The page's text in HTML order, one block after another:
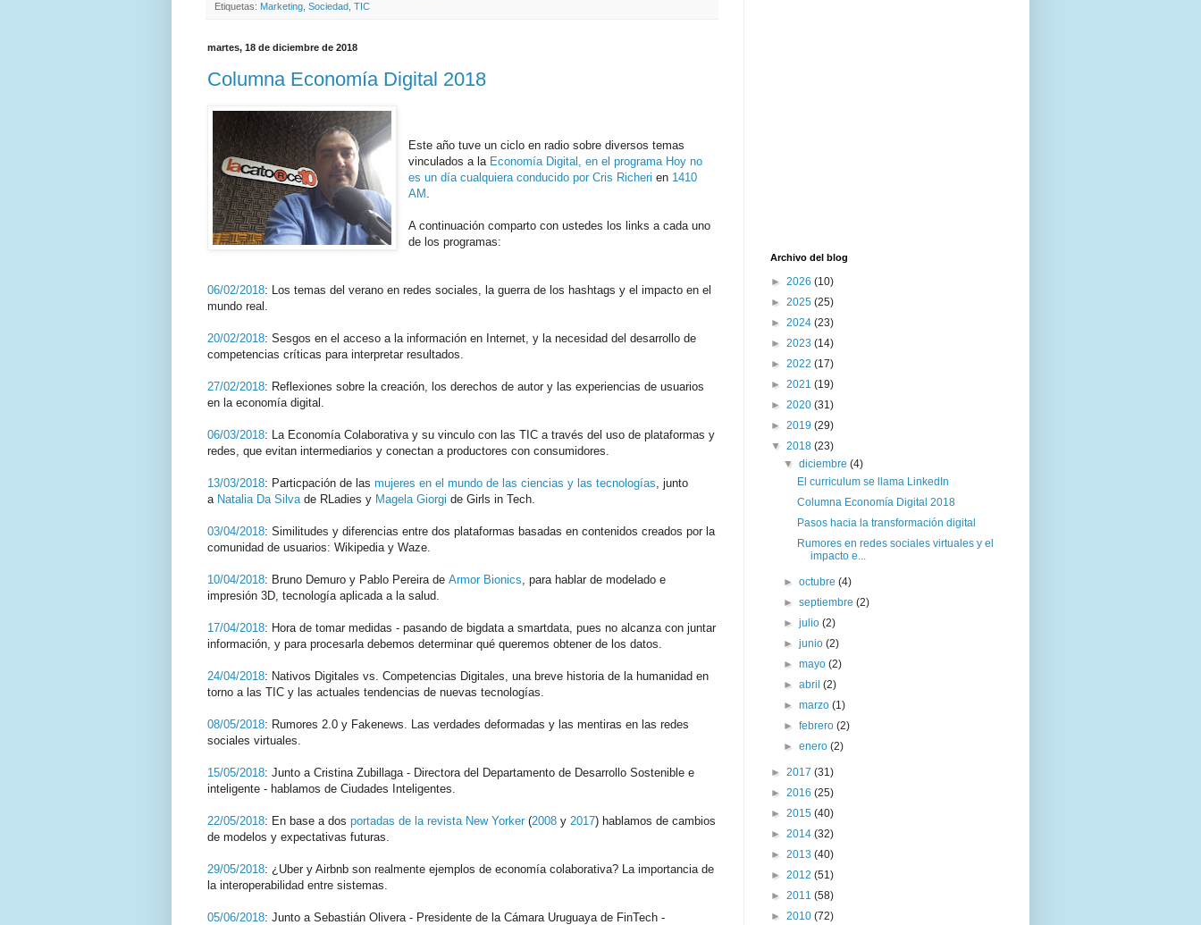
Etiquetas: Marketing Sociedad TIC
martes, 18 de diciembre de 2018
Columna Economía Digital 2018
Este año tuve un ciclo en radio sobre diversos temas
vinculados a la Economía Digital, en el programa Hoy no
es un día cualquiera conducido por Cris Richeri en 1410
AM
A continuación comparto con ustedes los links a cada uno
de los programas:
06/02/2018: Los temas del verano en redes sociales, la guerra de los hashtags y el impacto en el
mundo real.
20/02/2018: Sesgos en el acceso a la información en Internet, y la necesidad del desarrollo de
competencias críticas para interpretar resultados.
27/02/2018: Reflexiones sobre la creación, los derechos de autor y las experiencias de usuarios
en la economía digital.
06/03/2018: La Economía Colaborativa y su vinculo con las TIC a través del uso de plataformas y
redes, que evitan intermediarios y conectan a productores con consumidores.
13/03/2018: Particpación de las mujeres en el mundo de las ciencias y las tecnologías , junto
a Natalia Da Silva de RLadies y Magela Giorgi de Girls in Tech.
03/04/2018: Similitudes y diferencias entre dos plataformas basadas en contenidos creados por la
comunidad de usuarios: Wikipedia y Waze.
10/04/2018: Bruno Demuro y Pablo Pereira de Armor Bionics , para hablar de modelado e
impresión 3D, tecnología aplicada a la salud.
17/04/2018: Hora de tomar medidas - pasando de bigdata a smartdata, pues no alcanza con juntar
información, y para procesarla debemos determinar qué queremos obtener de los datos.
24/04/2018: Nativos Digitales vs. Competencias Digitales, una breve historia de la humanidad en
torno a las TIC y las actuales tendencias de nuevas tecnologías.
08/05/2018: Rumores 2.0 y Fakenews. Las verdades deformadas y las mentiras en las redes
sociales virtuales.
15/05/2018: Junto a Cristina Zubillaga - Directora del Departamento de Desarrollo Sostenible e
inteligente - hablamos de Ciudades Inteligentes.
22/05/2018: En base a dos portadas de la revista New Yorker (2008 y 2017) hablamos de cambios
de modelos y expectativas futuras.
29/05/2018: ¿Uber y Airbnb son realmente ejemplos de economía colaborativa? La importancia de
la interoperabilidad entre sistemas.
05/06/2018: Junto a Sebastián Olivera - Presidente de la Cámara Uruguaya de FinTech -
Archivo del blog
► 2026 (10)
► 2025 (25)
► 2024 (23)
► 2023 (14)
► 2022 (17)
► 2021 (19)
► 2020 (31)
► 2019 (29)
▼ 2018 (23)
▼diciembre(4)
El curriculum se llama LinkedIn
Columna Economía Digital 2018
Pasos hacia la transformación digital
Rumores en redes sociales virtuales y el
impacto e...
►octubre(4)
►septiembre(2)
►julio(2)
►junio(2)
►mayo(2)
►abril(2)
►marzo(1)
►febrero(2)
►enero(2)
► 2017 (31)
► 2016 (25)
► 2015 (40)
► 2014 (32)
► 2013 (40)
► 2012 (51)
► 2011 (58)
► 2010 (72)